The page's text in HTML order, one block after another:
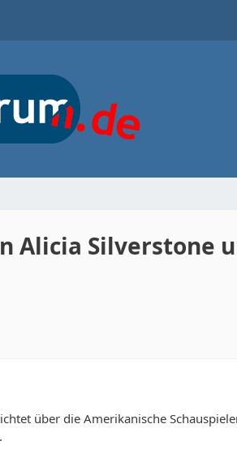
Alicia Silverstone
über die Amerikanische